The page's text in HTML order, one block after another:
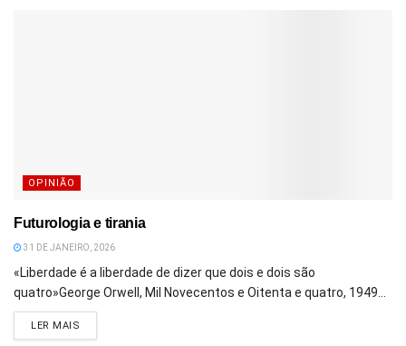
OPINIÃO
Futurologia e tirania
31 DE JANEIRO, 2026
«Liberdade é a liberdade de dizer que dois e dois são
quatro»George Orwell, Mil Novecentos e Oitenta e quatro, 1949...
LER MAIS